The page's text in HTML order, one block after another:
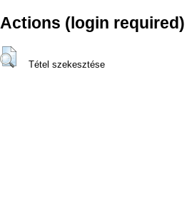
Actions (login required)
Tétel szekesztése